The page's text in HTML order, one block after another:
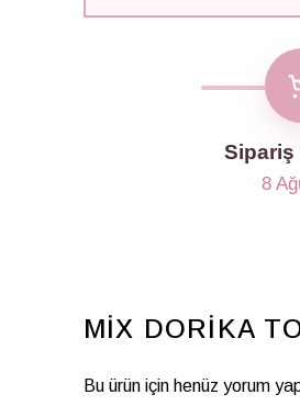
Sipariş
8
MİX DORİKA
Bu ürün için henüz yorum